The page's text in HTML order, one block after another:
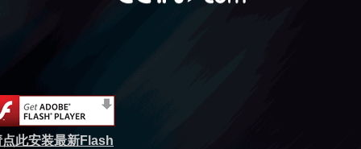
点此安装最新Flash